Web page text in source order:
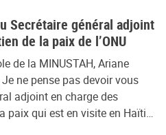
Secrétaire général adjoint
de la paix de l’ONU
de la MINUSTAH, Ariane
ne pense pas devoir vous
adjoint en charge des
paix qui est en visite en Haïti…